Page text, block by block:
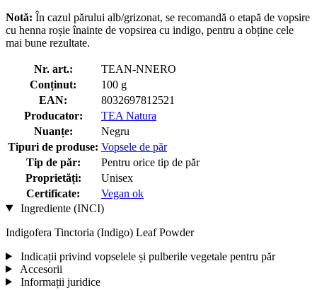
Notă: În cazul părului alb/grizonat, se recomandă o etapă de vopsire
cu henna roșie înainte de vopsirea cu indigo, pentru a obține cele
mai bune rezultate.
Nr. art.:
TEAN-NNERO
Conținut:
100 g
EAN:
8032697812521
Producator:
TEA Natura
Nuanțe:
Negru
Tipuri de produse: Vopsele de păr
Tip de păr:
Pentru orice tip de păr
Proprietăți:
Unisex
Certificate:
Vegan ok
Ingrediente (INCI)
Indigofera Tinctoria (Indigo) Leaf Powder
Indicații privind vopselele și pulberile vegetale pentru păr
Accesorii
Informații juridice